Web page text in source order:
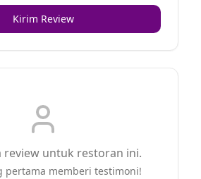
Kirim Review
review untuk restoran ini.
pertama memberi testimoni!